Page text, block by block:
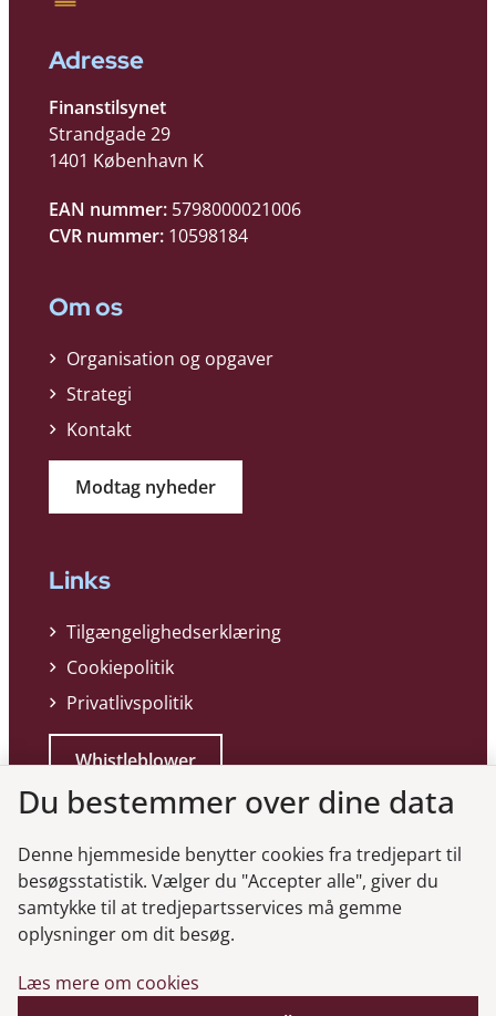
Adresse
Finanstilsynet
Strandgade 29
1401 København K
EAN nummer: 5798000021006
CVR nummer: 10598184
Om os
Organisation og opgaver
Strategi
Kontakt
Modtag nyheder
Links
Tilgængelighedserklæring
Cookiepolitik
Privatlivspolitik
Whistleblower
Genveje
Gå til virksomhedsregisteret
Du bestemmer over dine data
Denne hjemmeside benytter cookies fra tredjepart til
besøgsstatistik. Vælger du "Accepter alle", giver du
samtykke til at tredjepartsservices må gemme
oplysninger om dit besøg.
Læs mere om cookies